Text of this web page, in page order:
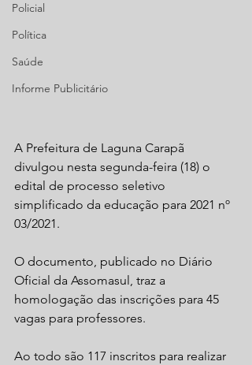
Policial
Política
Saúde
Informe Publicitário
A Prefeitura de Laguna Carapã
divulgou nesta segunda-feira (18) o
edital de processo seletivo
simplificado da educação para 2021 nº
03/2021.
O documento, publicado no Diário
Oficial da Assomasul, traz a
homologação das inscrições para 45
vagas para professores.
Ao todo são 117 inscritos para realizar